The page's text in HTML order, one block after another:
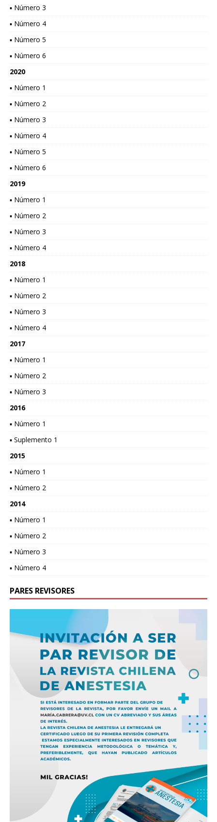
▪ Número 3
▪ Número 4
▪ Número 5
▪ Número 6
2020
▪ Número 1
▪ Número 2
▪ Número 3
▪ Número 4
▪ Número 5
▪ Número 6
2019
▪ Número 1
▪ Número 2
▪ Número 3
▪ Número 4
2018
▪ Número 1
▪ Número 2
▪ Número 3
▪ Número 4
2017
▪ Número 1
▪ Número 2
▪ Número 3
2016
▪ Número 1
▪ Suplemento 1
2015
▪ Número 1
▪ Número 2
2014
▪ Número 1
▪ Número 2
▪ Número 3
▪ Número 4
PARES REVISORES